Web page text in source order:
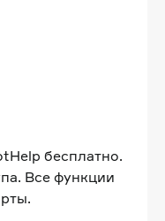
бесплатно.
Все функции